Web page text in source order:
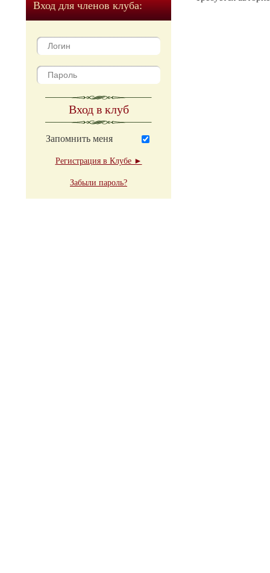
Вход для членов клуба:
Вход в клуб
Запомнить меня
Регистрация в Клубе ►
Забыли пароль?